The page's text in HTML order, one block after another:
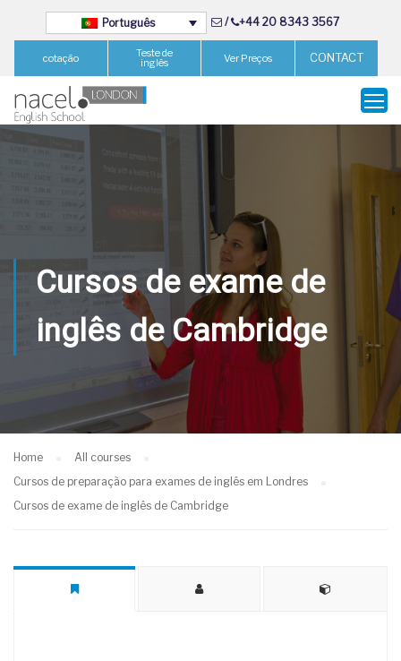
Português / +44 20 8343 3567
cotação Teste de
inglês Ver Preços CONTACT
Cursos de exame de
inglês de Cambridge
Home
All courses
Cursos de preparação para exames de inglês em Londres
Cursos de exame de inglês de Cambridge